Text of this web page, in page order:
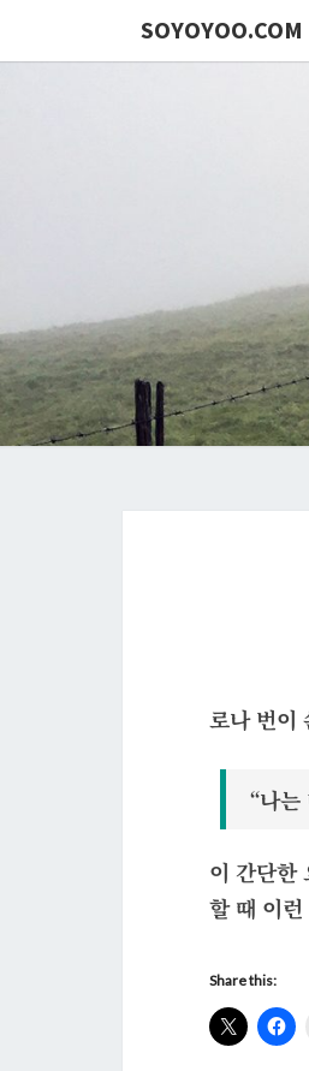
SOYOYOO.COM
로나 번이
“나는
이 간단한
할 때 이
Share this: